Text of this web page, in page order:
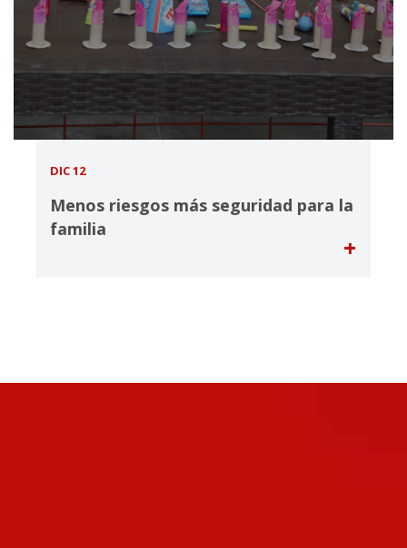
DIC 12
Menos riesgos más seguridad para la
familia
+